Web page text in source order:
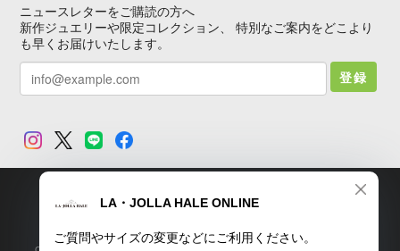
ニュースレターをご購読の方へ
新作ジュエリーや限定コレクション、 特別なご案内をどこより
も早くお届けいたします。
登録
TOP プライバシーポリシー 特定商取引法に基づく表記